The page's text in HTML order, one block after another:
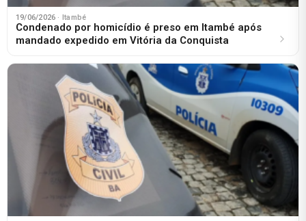
19/06/2026 · Itambé
Condenado por homicídio é preso em Itambé após
mandado expedido em Vitória da Conquista